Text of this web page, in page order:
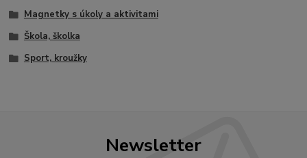
Magnetky s úkoly a aktivitami
Škola, školka
Sport, kroužky
Newsletter